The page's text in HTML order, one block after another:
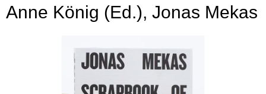
Anne König (Ed.), Jonas Mekas
u